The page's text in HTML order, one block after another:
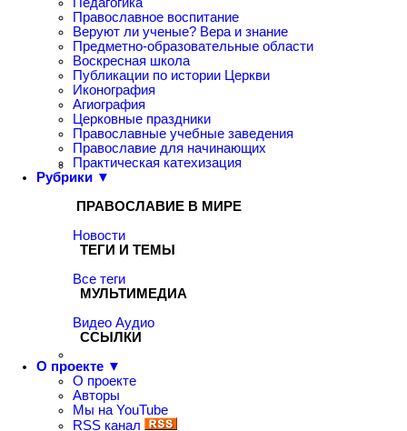
Православное воспитание
Веруют ли ученые? Вера и знание
Предметно-образовательные области
Воскресная школа
Публикации по истории Церкви
Иконография
Агиография
Церковные праздники
Православные учебные заведения
Православие для начинающих
Практическая катехизация
Рубрики ▼
ПРАВОСЛАВИЕ В МИРЕ
Новости
ТЕГИ И ТЕМЫ
Все теги
МУЛЬТИМЕДИА
Видео Аудио
ССЫЛКИ
О проекте ▼
О проекте
Авторы
Мы на YouTube
RSS канал